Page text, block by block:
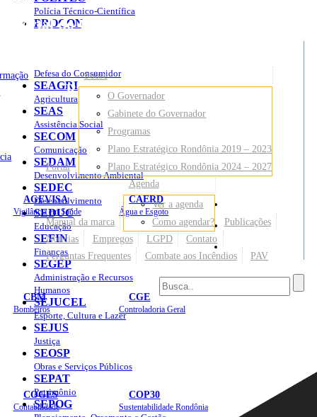
Portal do Governo do
Rondônia
AGEVISA
Vigilância em Saúde
CAERD
Água e Esgoto
CBM
Bombeiros
CGE
Controladoria Geral
COGES
Contabilidade
COP30
Sustentabilidade Rondônia
Sites
Portal
Sobre
O Governador
Gabinete do Governador
Programas
Plano Estratégico Rondônia 2019 – 2023
Plano Estratégico Rondônia 2024 – 2027
Manual da marca
Agenda
Ver a agenda
Como agendar?
Publicações
Notícias
Empregos LGPD
Contato
Perguntas Frequentes
Combate aos Incêndios PAV
Polícia Técnico-Científica
PROCON
Defesa do Consumidor
SEAGRI
Agricultura
SEAS
Assistência Social
SECOM
Comunicação
SEDAM
Desenvolvimento Ambiental
SEDEC
Desenvolvimento
SEDUC
Educação
SEFIN
Finanças
SEGEP
Administração e Recursos
Humanos
SEJUCEL
Esporte, Cultura e Lazer
SEJUS
Justiça
SEOSP
Obras e Serviços Públicos
SEPAT
Patrimônio
SEPOG